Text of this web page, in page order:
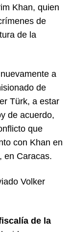
Khan, quien
de
de la
a
de
Türk, a estar
de acuerdo,
que
con Khan en
en Caracas.
Volker
de la